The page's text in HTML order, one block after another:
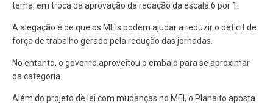
tema, em troca da aprovação da redação da escala 6 por 1.
A alegação é de que os MEIs podem ajudar a reduzir o déficit de
força de trabalho gerado pela redução das jornadas.
No entanto, o governo aproveitou o embalo para se aproximar
da categoria.
Além do projeto de lei com mudanças no MEI, o Planalto aposta